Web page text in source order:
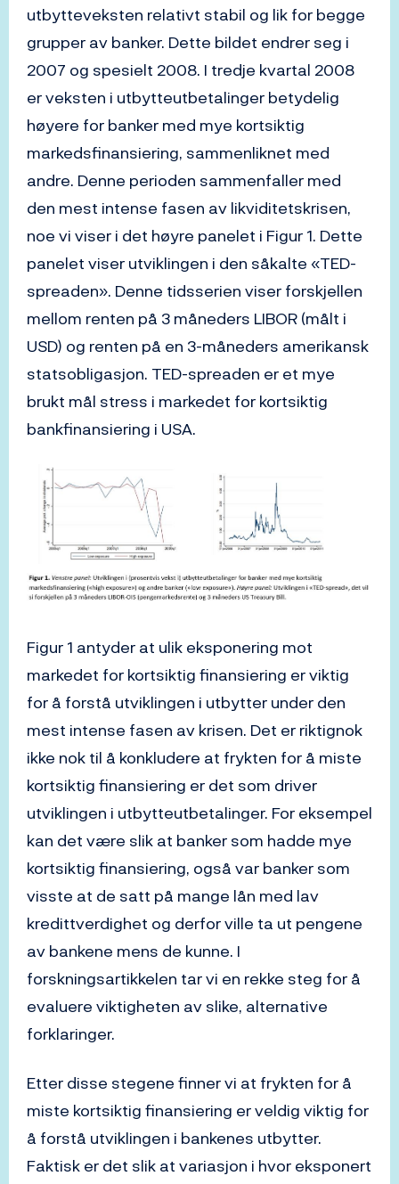
utbytteveksten relativt stabil og lik for begge
grupper av banker. Dette bildet endrer seg i
2007 og spesielt 2008. I tredje kvartal 2008
er veksten i utbytteutbetalinger betydelig
høyere for banker med mye kortsiktig
markedsfinansiering, sammenliknet med
andre. Denne perioden sammenfaller med
den mest intense fasen av likviditetskrisen,
noe vi viser i det høyre panelet i Figur 1. Dette
panelet viser utviklingen i den såkalte «TED-
spreaden». Denne tidsserien viser forskjellen
mellom renten på 3 måneders LIBOR (målt i
USD) og renten på en 3-måneders amerikansk
statsobligasjon. TED-spreaden er et mye
brukt mål stress i markedet for kortsiktig
bankfinansiering i USA.
Figur 1 antyder at ulik eksponering mot
markedet for kortsiktig finansiering er viktig
for å forstå utviklingen i utbytter under den
mest intense fasen av krisen. Det er riktignok
ikke nok til å konkludere at frykten for å miste
kortsiktig finansiering er det som driver
utviklingen i utbytteutbetalinger. For eksempel
kan det være slik at banker som hadde mye
kortsiktig finansiering, også var banker som
visste at de satt på mange lån med lav
kredittverdighet og derfor ville ta ut pengene
av bankene mens de kunne. I
forskningsartikkelen tar vi en rekke steg for å
evaluere viktigheten av slike, alternative
forklaringer.
Etter disse stegene finner vi at frykten for å
miste kortsiktig finansiering er veldig viktig for
å forstå utviklingen i bankenes utbytter.
Faktisk er det slik at variasjon i hvor eksponert